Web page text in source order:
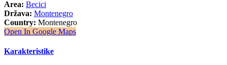
Area: Becici
Država: Montenegro
Country: Montenegro
Open In Google Maps
Karakteristike